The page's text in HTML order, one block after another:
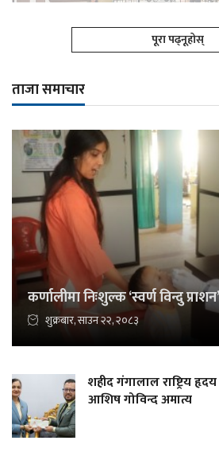
पूरा पढ्नूहोस्
ताजा समाचार
कर्णालीमा निःशुल्क ‘स्वर्ण विन्दु
शुक्रबार, साउन २२, २०८३
शहीद गंगालाल राष्ट्रिय
आशिष गोविन्द अमात्य